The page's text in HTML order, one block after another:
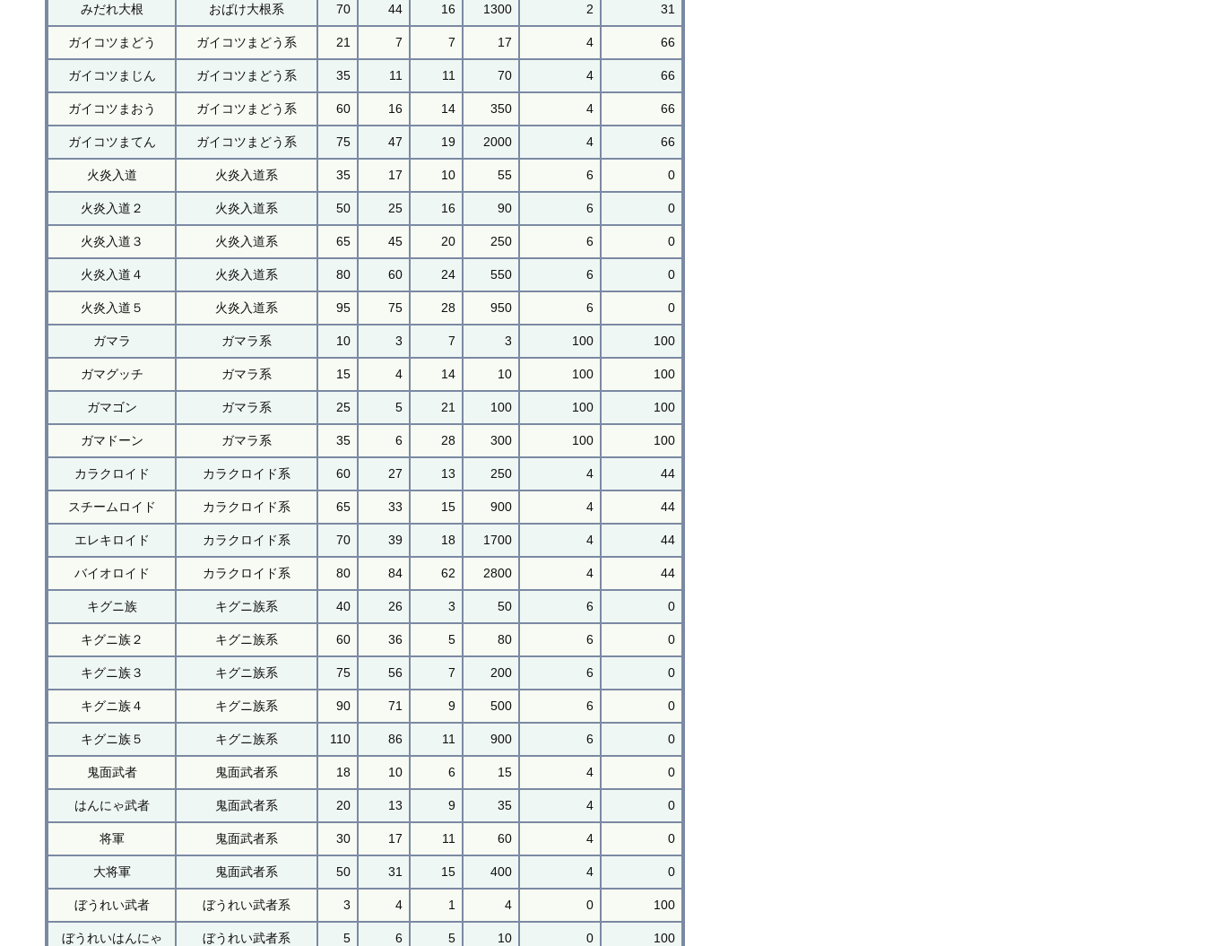
みだれ大根 おばけ大根系 70 44 16 1300 2 31
ガイコツまどう ガイコツまどう系 21 7 7 17 4 66
ガイコツまじん ガイコツまどう系 35 11 11 70 4 66
ガイコツまおう ガイコツまどう系 60 16 14 350 4 66
ガイコツまてん ガイコツまどう系 75 47 19 2000 4 66
火炎入道 火炎入道系 35 17 10 55 6 0
火炎入道２ 火炎入道系 50 25 16 90 6 0
火炎入道３ 火炎入道系 65 45 20 250 6 0
火炎入道４ 火炎入道系 80 60 24 550 6 0
火炎入道５ 火炎入道系 95 75 28 950 6 0
ガマラ ガマラ系 10 3 7 3 100 100
ガマグッチ ガマラ系 15 4 14 10 100 100
ガマゴン ガマラ系 25 5 21 100 100 100
ガマドーン ガマラ系 35 6 28 300 100 100
カラクロイド カラクロイド系 60 27 13 250 4 44
スチームロイド カラクロイド系 65 33 15 900 4 44
エレキロイド カラクロイド系 70 39 18 1700 4 44
バイオロイド カラクロイド系 80 84 62 2800 4 44
キグニ族 キグニ族系 40 26 3 50 6 0
キグニ族２ キグニ族系 60 36 5 80 6 0
キグニ族３ キグニ族系 75 56 7 200 6 0
キグニ族４ キグニ族系 90 71 9 500 6 0
キグニ族５ キグニ族系 110 86 11 900 6 0
鬼面武者 鬼面武者系 18 10 6 15 4 0
はんにゃ武者 鬼面武者系 20 13 9 35 4 0
将軍 鬼面武者系 30 17 11 60 4 0
大将軍 鬼面武者系 50 31 15 400 4 0
ぼうれい武者 ぼうれい武者系 3 4 1 4 0 100
ぼうれいはんにゃ ぼうれい武者系 5 6 5 10 0 100